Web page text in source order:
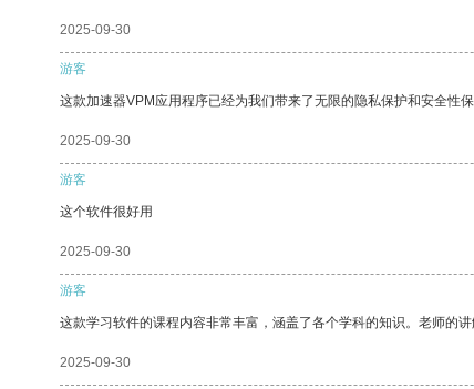
2025-09-30
游客
这款加速器VPM应用程序已经为我们带来了无限的隐私保护和安全性保
2025-09-30
游客
这个软件很好用
2025-09-30
游客
这款学习软件的课程内容非常丰富，涵盖了各个学科的知识。老师的
2025-09-30